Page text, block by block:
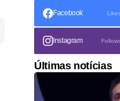
Facebook
Instagram
Últimas notícias